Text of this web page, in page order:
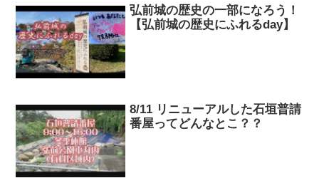
弘前城の歴史の一部になろう！
【弘前城の歴史にふれるday】
8/11 リニューアルした石垣普請
番屋ってどんなとこ？？